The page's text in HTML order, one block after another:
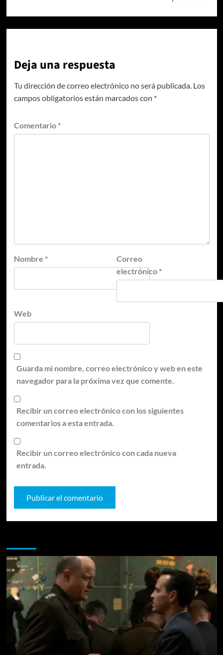
Deja una respuesta
Tu dirección de correo electrónico no será publicada. Los
campos obligatorios están marcados con *
Comentario *
Nombre *
Correo
electrónico *
Web
Guarda mi nombre, correo electrónico y web en este
navegador para la próxima vez que comente.
Recibir un correo electrónico con los siguientes
comentarios a esta entrada.
Recibir un correo electrónico con cada nueva
entrada.